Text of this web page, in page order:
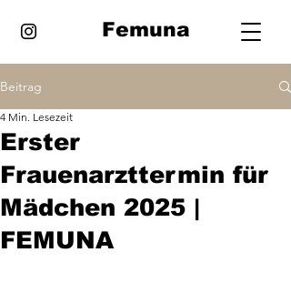
Femuna
Beitrag
Erster
Frauenarzttermin für
Mädchen 2025 |
FEMUNA
4 Min. Lesezeit